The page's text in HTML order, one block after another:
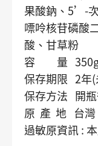
果酸鈉、5’-
嘌呤核苷磷酸
酸、甘草粉
容 量
保存期限 2年(
保存方法 開瓶
原 產 地 台灣
過敏原資訊 :